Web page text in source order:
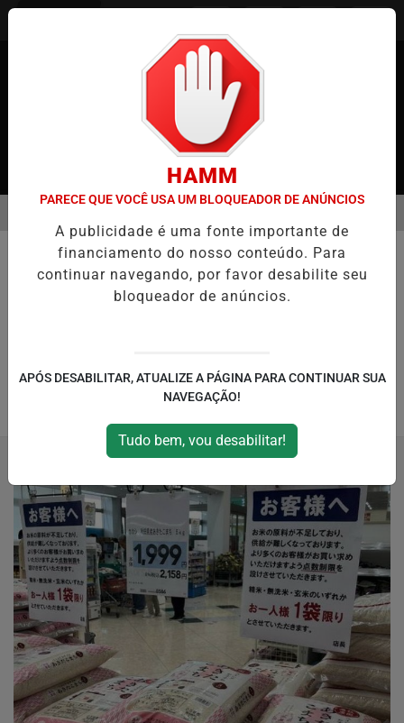
EM ALTA
COMUNIDADE
Preço do Arroz Sobe no Japão:
Supermercados Limitam Compras
Pathy Moraes
16/06/2024 06:55
HAMM
PARECE QUE VOCÊ USA UM BLOQUEADOR DE ANÚNCIOS
A publicidade é uma fonte importante de
financiamento do nosso conteúdo. Para
continuar navegando, por favor desabilite seu
bloqueador de anúncios.
APÓS DESABILITAR, ATUALIZE A PÁGINA PARA CONTINUAR SUA
NAVEGAÇÃO!
Tudo bem, vou desabilitar!